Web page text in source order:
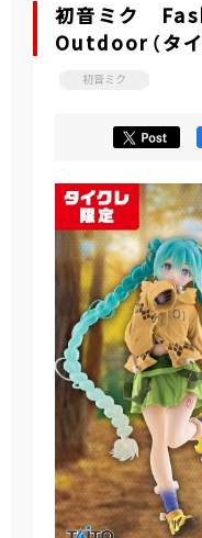
初音ミク
Outdoor（タイ
初音ミク